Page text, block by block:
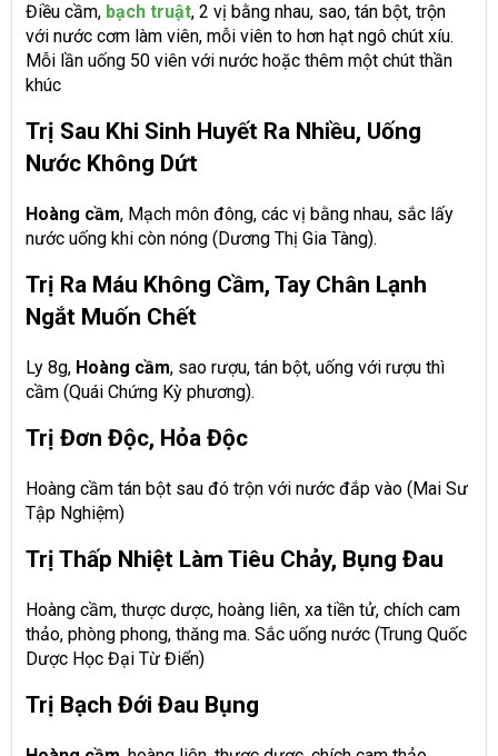
Điều cầm, bạch truật, 2 vị bằng nhau, sao, tán bột, trộn
với nước cơm làm viên, mỗi viên to hơn hạt ngô chút xíu.
Mỗi lần uống 50 viên với nước hoặc thêm một chút thần
khúc
Trị Sau Khi Sinh Huyết Ra Nhiều, Uống
Nước Không Dứt
Hoàng cầm, Mạch môn đông, các vị bằng nhau, sắc lấy
nước uống khi còn nóng (Dương Thị Gia Tàng).
Trị Ra Máu Không Cầm, Tay Chân Lạnh
Ngắt Muốn Chết
Ly 8g, Hoàng cầm, sao rượu, tán bột, uống với rượu thì
cầm (Quái Chứng Kỳ phương).
Trị Đơn Độc, Hỏa Độc
Hoàng cầm tán bột sau đó trộn với nước đắp vào (Mai Sư
Tập Nghiệm)
Trị Thấp Nhiệt Làm Tiêu Chảy, Bụng Đau
Hoàng cầm, thược dược, hoàng liên, xa tiền tử, chích cam
thảo, phòng phong, thăng ma. Sắc uống nước (Trung Quốc
Dược Học Đại Từ Điển)
Trị Bạch Đới Đau Bụng